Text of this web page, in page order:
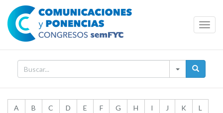
A B C D E F G H I J K L